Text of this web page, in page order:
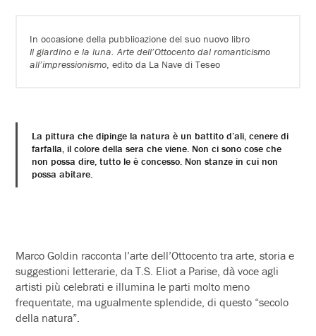
In occasione della pubblicazione del suo nuovo libro
Il giardino e la luna. Arte dell’Ottocento dal romanticismo
all’impressionismo , edito da La Nave di Teseo
La pittura che dipinge la natura è un battito d’ali, cenere di
farfalla, il colore della sera che viene. Non ci sono cose che
non possa dire, tutto le è concesso. Non stanze in cui non
possa abitare.
Marco Goldin racconta l’arte dell’Ottocento tra arte, storia e
suggestioni letterarie, da T.S. Eliot a Parise, dà voce agli
artisti più celebrati e illumina le parti molto meno
frequentate, ma ugualmente splendide, di questo “secolo
della natura”.